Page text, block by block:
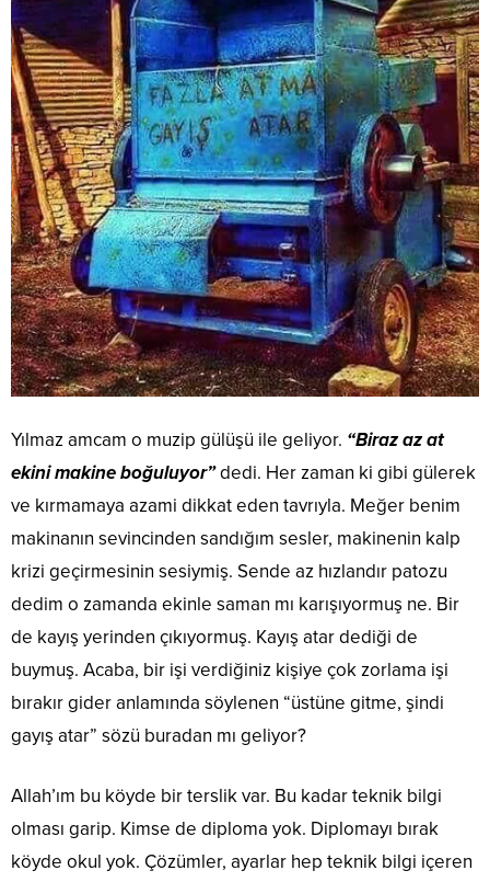
Yılmaz amcam o muzip gülüşü ile geliyor. “Biraz az at
ekini makine boğuluyor”dedi. Her zaman ki gibi gülerek
ve kırmamaya azami dikkat eden tavrıyla. Meğer benim
makinanın sevincinden sandığım sesler, makinenin kalp
krizi geçirmesinin sesiymiş. Sende az hızlandır patozu
dedim o zamanda ekinle saman mı karışıyormuş ne. Bir
de kayış yerinden çıkıyormuş. Kayış atar dediği de
buymuş. Acaba, bir işi verdiğiniz kişiye çok zorlama işi
bırakır gider anlamında söylenen “üstüne gitme, şindi
gayış atar” sözü buradan mı geliyor?
Allah’ım bu köyde bir terslik var. Bu kadar teknik bilgi
olması garip. Kimse de diploma yok. Diplomayı bırak
köyde okul yok. Çözümler, ayarlar hep teknik bilgi içeren